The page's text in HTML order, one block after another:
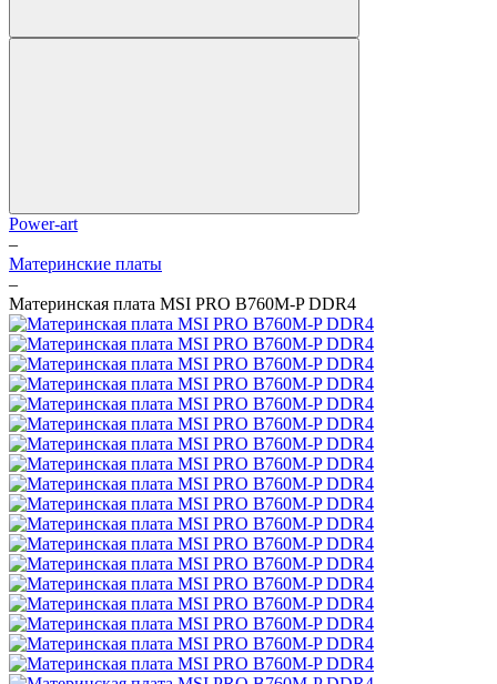
Power-art
–
Материнские платы
–
Материнская плата MSI PRO B760M-P DDR4